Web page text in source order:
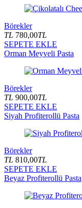
Börekler
TL 780,00TL
SEPETE EKLE
Orman Meyveli Pasta
Börekler
TL 900,00TL
SEPETE EKLE
Siyah Profiterollü Pasta
Börekler
TL 810,00TL
SEPETE EKLE
Beyaz Profiterollü Pasta